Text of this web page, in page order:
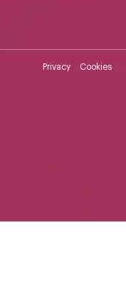
Privacy Cookies